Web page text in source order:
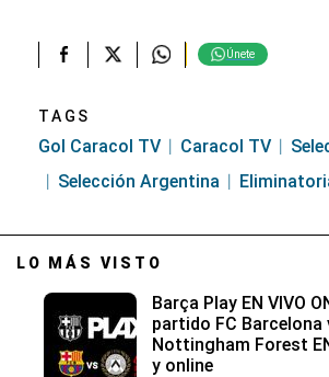
Únete
TAGS
Gol Caracol TV Caracol TV
Selección Argentina
LO MÁS VISTO
Barça Play EN VIVO
partido FC Barcelona
Nottingham Forest
y online